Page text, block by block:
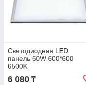
Светодиодная LED
панель 60W 600*600
6500K
6 080 ₸